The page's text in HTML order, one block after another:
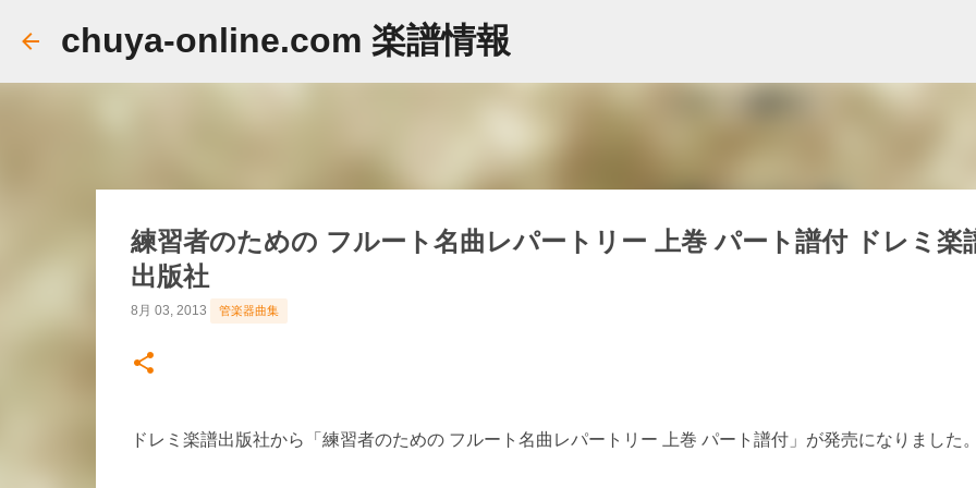
chuya-online.com 楽譜情報
練習者のための フルート名曲レパートリー 上巻 パート譜付 ドレミ楽
出版社
8月 03, 2013 管楽器曲集
ドレミ楽譜出版社から「練習者のための フルート名曲レパートリー 上巻 パート譜付」が発売になりました